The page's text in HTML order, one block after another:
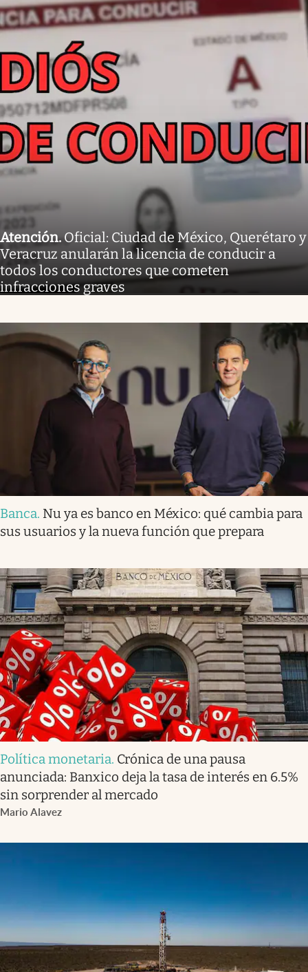
Atención.Oficial: Ciudad de México, Querétaro y
Veracruz anularán la licencia de conducir a
todos los conductores que cometen
infracciones graves
Banca. Nu ya es banco en México: qué cambia para
sus usuarios y la nueva función que prepara
Política monetaria. Crónica de una pausa
anunciada: Banxico deja la tasa de interés en 6.5%
sin sorprender al mercado
Mario Alavez